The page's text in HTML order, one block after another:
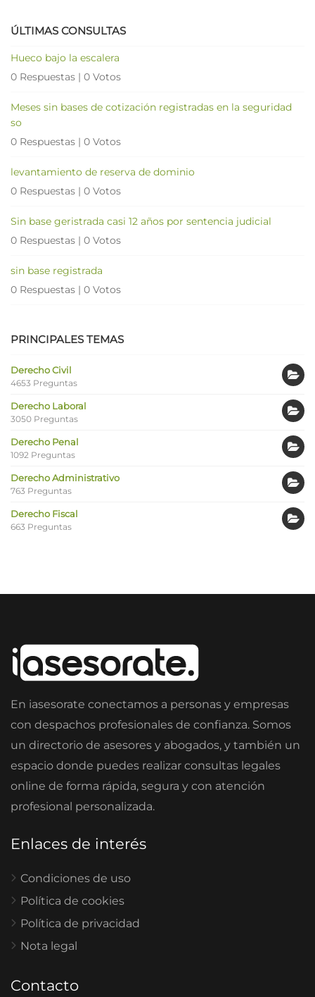
ÚLTIMAS CONSULTAS
Hueco bajo la escalera
0 Respuestas | 0 Votos
Meses sin bases de cotización registradas en la seguridad
so
0 Respuestas | 0 Votos
levantamiento de reserva de dominio
0 Respuestas | 0 Votos
Sin base geristrada casi 12 años por sentencia judicial
0 Respuestas | 0 Votos
sin base registrada
0 Respuestas | 0 Votos
PRINCIPALES TEMAS
Derecho Civil
4653 Preguntas
Derecho Laboral
3050 Preguntas
Derecho Penal
1092 Preguntas
Derecho Administrativo
763 Preguntas
Derecho Fiscal
663 Preguntas
En iasesorate conectamos a personas y empresas
con despachos profesionales de confianza. Somos
un directorio de asesores y abogados, y también un
espacio donde puedes realizar consultas legales
online de forma rápida, segura y con atención
profesional personalizada.
Enlaces de interés
Condiciones de uso
Política de cookies
Política de privacidad
Nota legal
Contacto